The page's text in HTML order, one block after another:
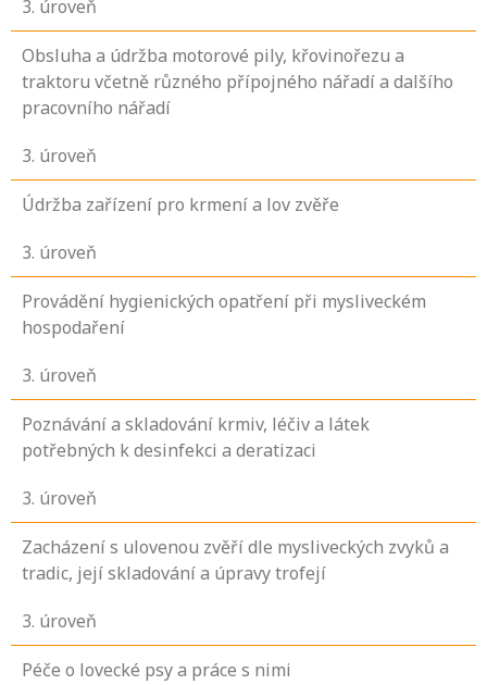
3. úroveň
Obsluha a údržba motorové pily, křovinořezu a
traktoru včetně různého přípojného nářadí a dalšího
pracovního nářadí
3. úroveň
Údržba zařízení pro krmení a lov zvěře
3. úroveň
Provádění hygienických opatření při mysliveckém
hospodaření
3. úroveň
Poznávání a skladování krmiv, léčiv a látek
potřebných k desinfekci a deratizaci
3. úroveň
Zacházení s ulovenou zvěří dle mysliveckých zvyků a
tradic, její skladování a úpravy trofejí
3. úroveň
Péče o lovecké psy a práce s nimi